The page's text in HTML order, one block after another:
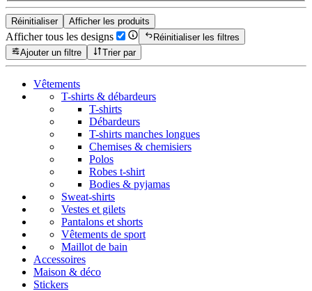
Réinitialiser Afficher les produits
Afficher tous les designs
Réinitialiser les filtres
Ajouter un filtre
Trier par
Vêtements
T-shirts & débardeurs
T-shirts
Débardeurs
T-shirts manches longues
Chemises & chemisiers
Polos
Robes t-shirt
Bodies & pyjamas
Sweat-shirts
Vestes et gilets
Pantalons et shorts
Vêtements de sport
Maillot de bain
Accessoires
Maison & déco
Stickers